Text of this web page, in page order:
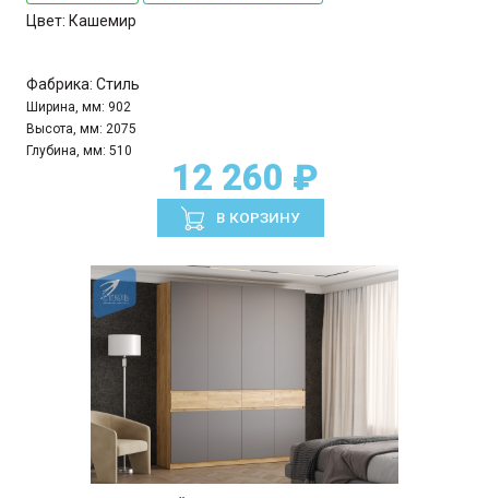
Цвет: Кашемир
Фабрика: Стиль
Ширина, мм: 902
Высота, мм: 2075
Глубина, мм: 510
12 260 ₽
В КОРЗИНУ